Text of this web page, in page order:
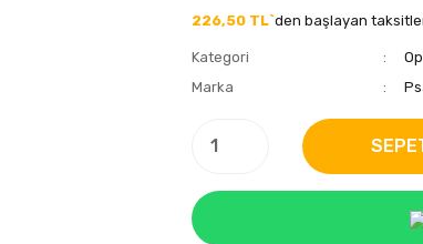
226,50 TL`den başlayan
Kategori
Marka